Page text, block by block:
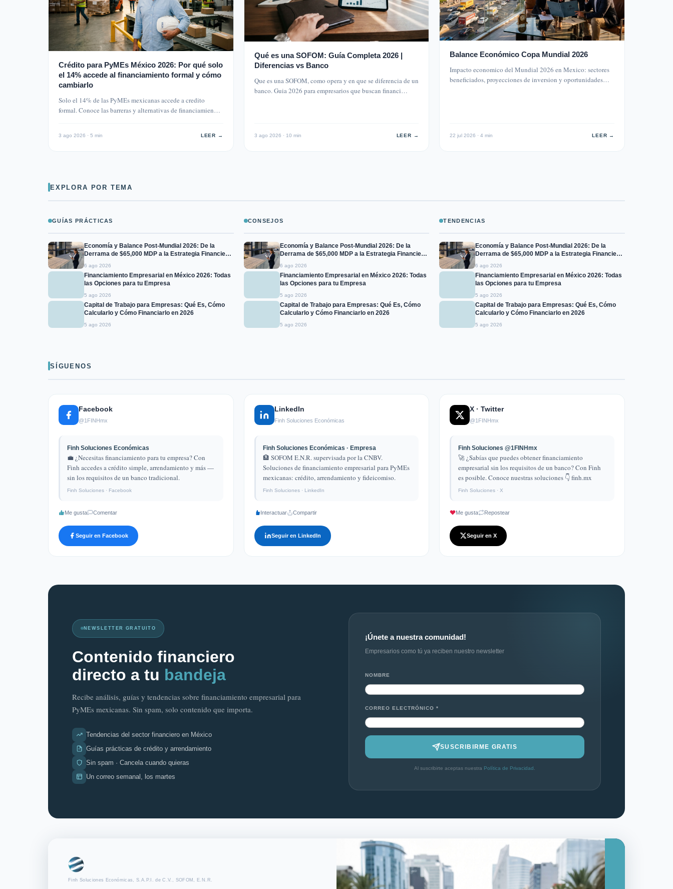
Crédito para PyMEs México 2026: Por qué solo
el 14% accede al financiamiento formal y cómo
cambiarlo
Solo el 14% de las PyMEs mexicanas accede a credito
formal. Conoce las barreras y alternativas de financiamien…
3 ago 2026 · 5 min LEER →
Qué es una SOFOM: Guía Completa 2026 |
Diferencias vs Banco
Que es una SOFOM, como opera y en que se diferencia de un
banco. Guia 2026 para empresarios que buscan financi…
3 ago 2026 · 10 min LEER →
Balance Económico Copa Mundial 2026
Impacto economico del Mundial 2026 en Mexico: sectores
beneficiados, proyecciones de inversion y oportunidades…
22 jul 2026 · 4 min LEER →
EXPLORA POR TEMA
GUÍAS PRÁCTICAS
Economía y Balance Post-Mundial 2026: De la
Derrama de $65,000 MDP a la Estrategia Financiera
6 ago 2026
Financiamiento Empresarial en México 2026: Todas
las Opciones para tu Empresa
5 ago 2026
Capital de Trabajo para Empresas: Qué Es, Cómo
Calcularlo y Cómo Financiarlo en 2026
5 ago 2026
CONSEJOS
Economía y Balance Post-Mundial 2026: De la
Derrama de $65,000 MDP a la Estrategia Financiera
6 ago 2026
Financiamiento Empresarial en México 2026: Todas
las Opciones para tu Empresa
5 ago 2026
Capital de Trabajo para Empresas: Qué Es, Cómo
Calcularlo y Cómo Financiarlo en 2026
5 ago 2026
TENDENCIAS
Economía y Balance Post-Mundial 2026: De la
Derrama de $65,000 MDP a la Estrategia Financiera
6 ago 2026
Financiamiento Empresarial en México 2026: Todas
las Opciones para tu Empresa
5 ago 2026
Capital de Trabajo para Empresas: Qué Es, Cómo
Calcularlo y Cómo Financiarlo en 2026
5 ago 2026
SÍGUENOS
Facebook
@1FINHmx
Finh Soluciones Económicas
💼 ¿Necesitas financiamiento para tu empresa? Con
Finh accedes a crédito simple, arrendamiento y más —
sin los requisitos de un banco tradicional.
Finh Soluciones · Facebook
Me gusta Comentar
Seguir en Facebook
LinkedIn
Finh Soluciones Económicas
Finh Soluciones Económicas · Empresa
🏦 SOFOM E.N.R. supervisada por la CNBV.
Soluciones de financiamiento empresarial para PyMEs
mexicanas: crédito, arrendamiento y fideicomiso.
Finh Soluciones · LinkedIn
Interactuar Compartir
Seguir en LinkedIn
X · Twitter
@1FINHmx
Finh Soluciones @1FINHmx
🚀 ¿Sabías que puedes obtener financiamiento
empresarial sin los requisitos de un banco? Con Finh
es posible. Conoce nuestras soluciones 👇 finh.mx
Finh Soluciones · X
Me gusta Repostear
Seguir en X
NEWSLETTER GRATUITO
Contenido financiero
directo a tu bandeja
Recibe análisis, guías y tendencias sobre financiamiento empresarial para
PyMEs mexicanas. Sin spam, solo contenido que importa.
Tendencias del sector financiero en México
Guías prácticas de crédito y arrendamiento
Sin spam · Cancela cuando quieras
Un correo semanal, los martes
¡Únete a nuestra comunidad!
Empresarios como tú ya reciben nuestro newsletter
NOMBRE
CORREO ELECTRÓNICO *
SUSCRIBIRME GRATIS
Al suscribirte aceptas nuestra Política de Privacidad
Finh Soluciones Económicas, S.A.P.I. de C.V., SOFOM, E.N.R.